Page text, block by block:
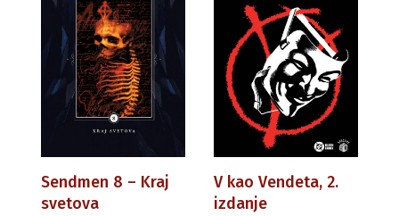
Sendmen 8 – Kraj
svetova
V kao Vendeta, 2.
izdanje